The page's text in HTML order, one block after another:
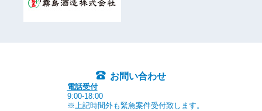
お問い合わせ
電話受付
9:00-18:00
※上記時間外も緊急案件受付致します。